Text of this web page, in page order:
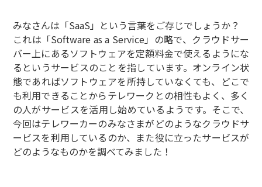
みなさんは「SaaS」という言葉をご存じでしょうか？
これは「Software as a Service」の略で、クラウドサー
バー上にあるソフトウェアを定額料金で使えるようにな
るというサービスのことを指しています。オンライン状
態であればソフトウェアを所持していなくても、どこで
も利用できることからテレワークとの相性もよく、多く
の人がサービスを活用し始めているようです。そこで、
今回はテレワーカーのみなさまがどのようなクラウドサ
ービスを利用しているのか、また役に立ったサービスが
どのようなものかを調べてみました！